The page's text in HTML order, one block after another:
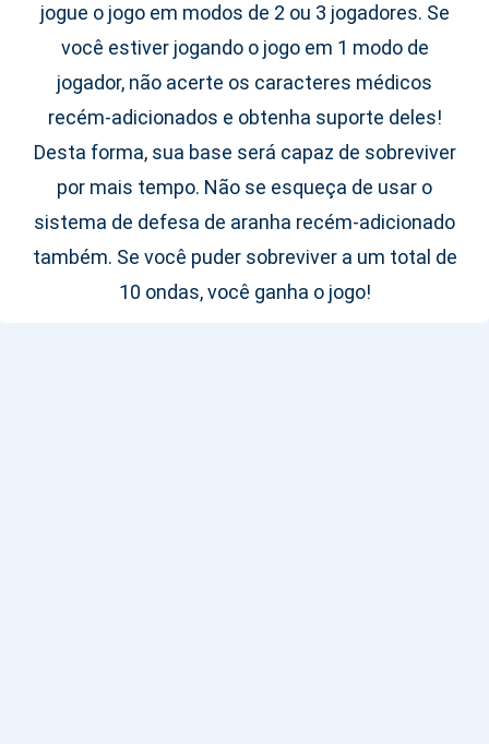
jogue o jogo em modos de 2 ou 3 jogadores. Se
você estiver jogando o jogo em 1 modo de
jogador, não acerte os caracteres médicos
recém-adicionados e obtenha suporte deles!
Desta forma, sua base será capaz de sobreviver
por mais tempo. Não se esqueça de usar o
sistema de defesa de aranha recém-adicionado
também. Se você puder sobreviver a um total de
10 ondas, você ganha o jogo!